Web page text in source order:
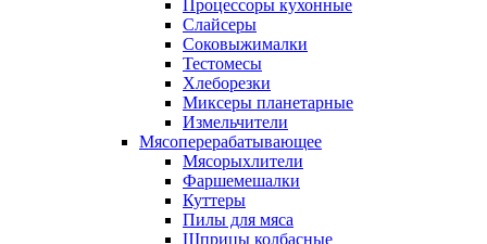
Процессоры кухонные
Слайсеры
Соковыжималки
Тестомесы
Хлеборезки
Миксеры планетарные
Измельчители
Мясоперерабатывающее
Мясорыхлители
Фаршемешалки
Куттеры
Пилы для мяса
Шприцы колбасные